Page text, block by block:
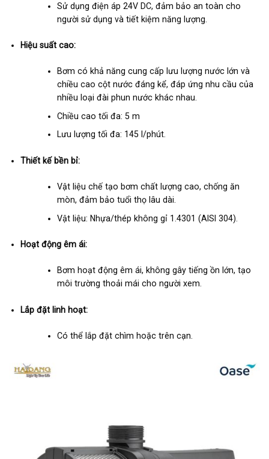
Sử dụng điện áp 24V DC, đảm bảo an toàn cho
người sử dụng và tiết kiệm năng lượng.
Hiệu suất cao:
Bơm có khả năng cung cấp lưu lượng nước lớn và
chiều cao cột nước đáng kể, đáp ứng nhu cầu của
nhiều loại đài phun nước khác nhau.
Chiều cao tối đa: 5 m
Lưu lượng tối đa: 145 l/phút.
Thiết kế bền bỉ:
Vật liệu chế tạo bơm chất lượng cao, chống ăn
mòn, đảm bảo tuổi thọ lâu dài.
Vật liệu: Nhựa/thép không gỉ 1.4301 (AISI 304).
Hoạt động êm ái:
Bơm hoạt động êm ái, không gây tiếng ồn lớn, tạo
môi trường thoải mái cho người xem.
Lắp đặt linh hoạt:
Có thể lắp đặt chìm hoặc trên cạn.